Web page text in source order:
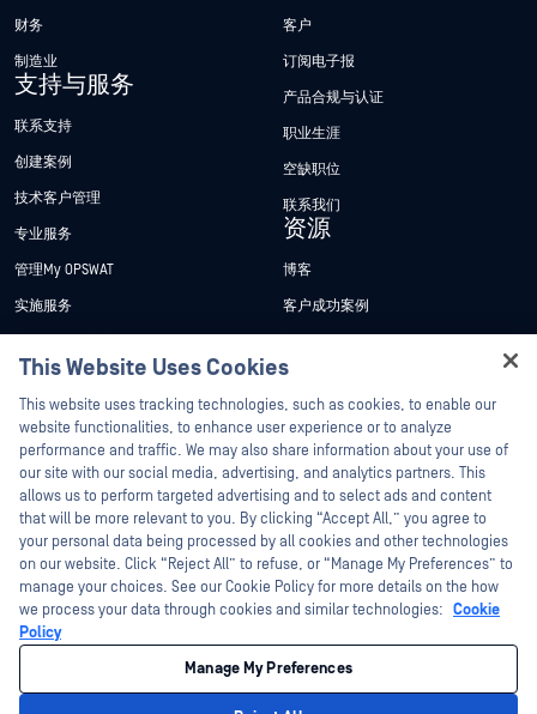
财务
制造业
支持与服务
联系支持
创建案例
技术客户管理
专业服务
管理My OPSWAT
实施服务
技术文档
培训
漏洞计划
合作伙伴
认证
技术合作伙伴
渠道合作伙伴计划
客户
订阅电子报
产品合规与认证
职业生涯
空缺职位
联系我们
资源
博客
客户成功案例
新闻报道
活动
网络研讨会
产品型录
白皮书
免费工具
©2026OPSWAT . 保留所有权利。OPSWAT、MetaDefender、Metascan、
MetaAccess、OPSWAT 、"不信任文件，不信任设备"、"OPSWAT "、"保护全球关
键基础设施"、"Deep CDR™技术"、"InQuest"、"InQuest标
识"、"DFI"、"RetroHunt"、"深度文件检测"及"加入追踪"OPSWAT 的商标。第三方
This Website Uses Cookies
This website uses tracking technologies, such as cookies, to enable our
website functionalities, to enhance user experience or to analyze
performance and traffic. We may also share information about your use of
our site with our social media, advertising, and analytics partners. This
allows us to perform targeted advertising and to select ads and content
that will be more relevant to you. By clicking “Accept All,” you agree to
your personal data being processed by all cookies and other technologies
on our website. Click “Reject All” to refuse, or “Manage My Preferences” to
manage your choices. See our Cookie Policy for more details on the how
we process your data through cookies and similar technologies: Cookie
Policy
Manage My Preferences
Hey there!
I'm Ozzy, your OPSWAT virtual assistant.
How can I help you secure what's critical
today?